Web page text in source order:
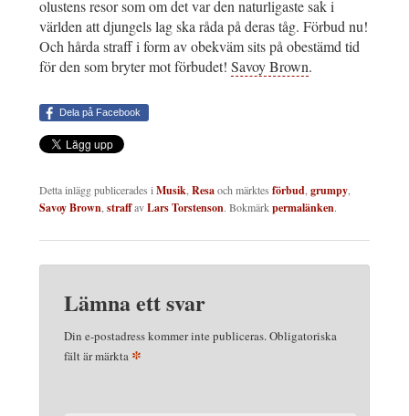
olustens resor som om det var den naturligaste sak i
världen att djungels lag ska råda på deras tåg. Förbud nu!
Och hårda straff i form av obekväm sits på obestämd tid
för den som bryter mot förbudet! Savoy Brown.
Dela på Facebook
Detta inlägg publicerades i Musik Resaoch märktes förbud grumpy
Savoy Brown straffavLars Torstenson. Bokmärkpermalänken.
Lämna ett svar
Din e-postadress kommer inte publiceras.Obligatoriska
fält är märkta *